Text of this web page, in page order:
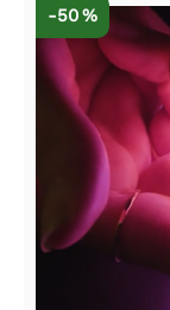
-50 %